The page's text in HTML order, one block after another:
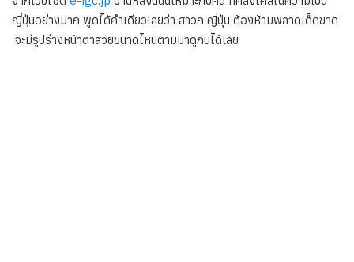
ญี่ปุ่นอย่างมาก พูดได้คำเดียวเลยว่า สาวก ญี่ปุ่น ต้องห้ามพลาดเด็ดขาด
จะมีรูปร่างหน้าตาสวยขนาดไหนตามมาดูกันได้เลย